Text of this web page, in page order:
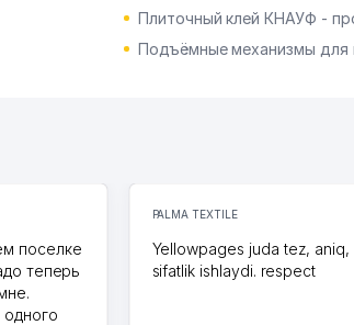
Плиточный клей КНАУФ -
Подъёмные механизмы для
поселке
теперь
одного
PALMA TEXTILE
Yellowpages juda tez, aniq,
sifatlik ishlaydi. respect